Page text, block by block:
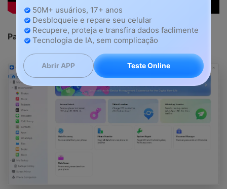
50M+ usuários, 17+ anos
Desbloqueie e repare seu celular
Recupere, proteja e transfira dados faclimente
Tecnologia de IA, sem complicação
Abrir APP Teste Online
Passo 1. Instala o programa Dr.Fone.